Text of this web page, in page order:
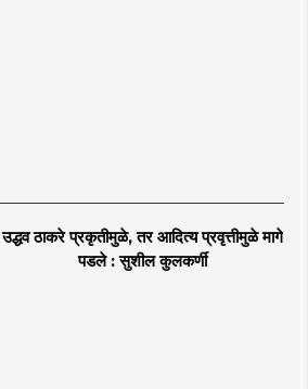
उद्धव ठाकरे प्रकृतीमुळे, तर आदित्य प्रवृत्तीमुळे मागे
पडले : सुशील कुलकर्णी